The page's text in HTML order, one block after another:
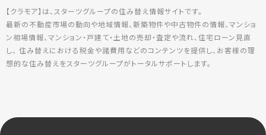
【クラモア】は、スターツグループの住み替え情報サイトです。
最新の不動産市場の動向や地域情報、新築物件や中古物件の情報、マンショ
ン相場情報、マンション・戸建て・土地の売却・査定や流れ、住宅ローン見直
し、 住み替えにおける税金や諸費用などのコンテンツを提供し、お客様の理
想的な住み替えをスターツグループがトータルサポートします。